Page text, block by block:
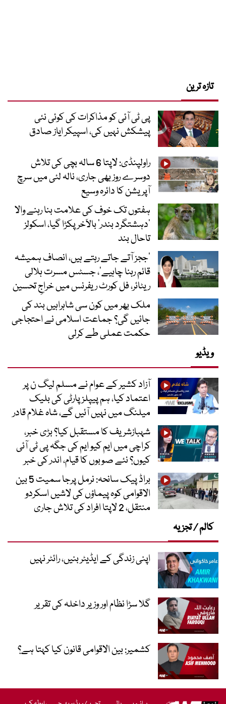
تازہ ترین
پی ٹی آئی کو مذاکرات کی کوئی نئی
پیشکش نہیں کی، اسپیکر ایاز صادق
راولپنڈی: لاپتا 6 سالہ بچی کی تلاش
دوسرے روز بھی جاری، نالہ لئی میں سرچ
آپریشن کا دائرہ وسیع
ہفتوں تک خوف کی علامت بنا رہنے والا
‘دہشتگرد بندر’ بالآخر پکڑا گیا، اسکولز
تاحال بند
’ججز آتے جاتے رہتے ہیں، انصاف ہمیشہ
قائم رہنا چاہیے‘، جسٹس مسرت ہلالی
ریٹائر، فل کورٹ ریفرنس میں خراجِ تحسین
ملک بھر میں کون سی شاہراہیں بند کی
جائیں گی؟ جماعت اسلامی نے احتجاجی
حکمت عملی طے کرلی
ویڈیو
آزاد کشیر کے عوام نے مسلم لیگ ن پر
اعتماد کیا، ہم پیپلز پارٹی کی بلیک
میلنگ میں نہیں آئیں گے، شاہ غلام قادر
شہبازشریف کا مستقبل کیا؟ بڑی خبر،
کراچی میں ایم کیو ایم کی جگہ پی ٹی آئی
کیوں؟ نئے صوبوں کا قیام، اندر کی خبر
براڈ پیک سانحہ: نرمل پرجا سمیت 5 بین
الاقوامی کوہ پیماؤں کی لاشیں اسکردو
منتقل، 2 لاپتا افراد کی تلاش جاری
کالم / تجزیہ
اپنی زندگی کے ایڈیٹر بنیں، رائٹر نہیں
گلا سڑا نظام اور وزیر داخلہ کی تقریر
کشمیر: بین الاقوامی قانون کیا کہتا ہے؟